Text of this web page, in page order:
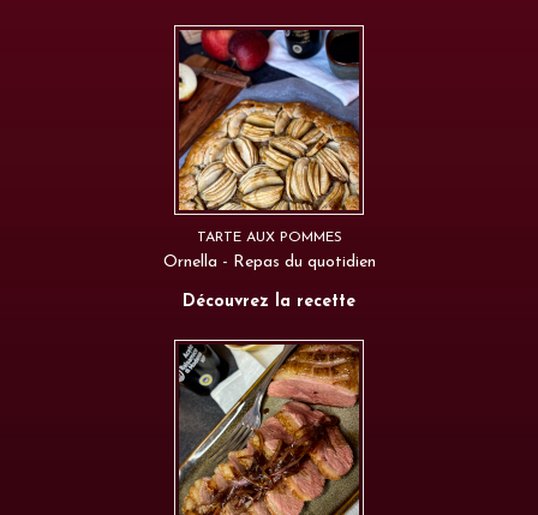
TARTE AUX POMMES
Ornella - Repas du quotidien
Découvrez la recette